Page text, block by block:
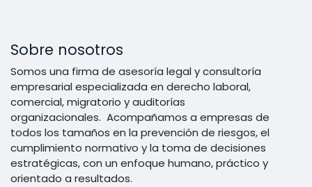
Sobre nosotros
Somos una firma de asesoría legal y consultoría
empresarial especializada en derecho laboral,
comercial, migratorio y auditorías
organizacionales. Acompañamos a empresas de
todos los tamaños en la prevención de riesgos, el
cumplimiento normativo y la toma de decisiones
estratégicas, con un enfoque humano, práctico y
orientado a resultados.